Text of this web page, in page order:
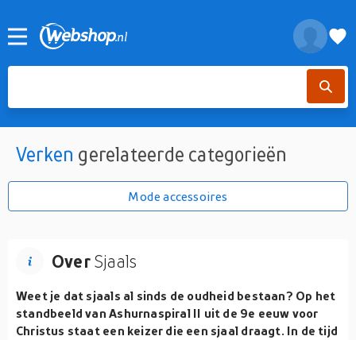
Verken gerelateerde categorieën
Mode accessoires
OverSjaals
Weet je dat sjaals al sinds de oudheid bestaan? Op het
standbeeld van Ashurnaspiral II uit de 9e eeuw voor
Christus staat een keizer die een sjaal draagt. In de tijd